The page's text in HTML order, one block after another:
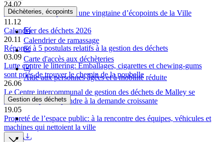
24.02
Problème technique sur une vingtaine d’écopoints de la Ville
11.12
Calendrier des déchets 2026
20.11
Réponse à 5 postulats relatifs à la gestion des déchets
03.09
Lutte contre le littering: Emballages, cigarettes et chewing-gums
sont priés de trouver le chemin de la poubelle
26.06
Le Centre intercommunal de gestion des déchets de Malley se
transforme pour répondre à la demande croissante
19.05
Propreté de l’espace public: à la rencontre des équipes, véhicules et
machines qui nettoient la ville
Déchèteries, écopoints
Calendrier de ramassage
Carte d'accès aux déchèteries
Aide aux personnes âgées et à mobilité réduite
Gestion des déchets